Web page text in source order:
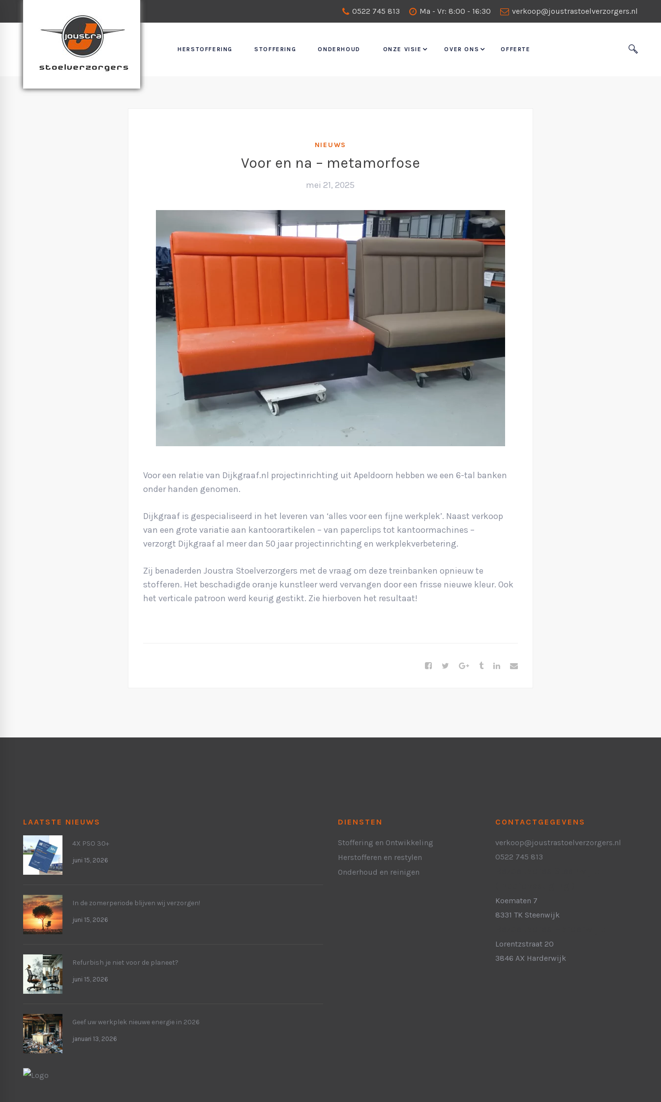
0522 745 813 Ma - Vr: 8:00 - 16:30 verkoop@joustrastoelverzorgers.nl
HERSTOFFERING STOFFERING ONDERHOUD ONZE VISIE OVER ONS OFFERTE
NIEUWS
Voor en na – metamorfose
mei 21, 2025
Voor een relatie van Dijkgraaf.nl projectinrichting uit Apeldoorn hebben we een 6-tal banken
onder handen genomen.
Dijkgraaf is gespecialiseerd in het leveren van ‘alles voor een fijne werkplek’. Naast verkoop
van een grote variatie aan kantoorartikelen – van paperclips tot kantoormachines –
verzorgt Dijkgraaf al meer dan 50 jaar projectinrichting en werkplekverbetering.
Zij benaderden Joustra Stoelverzorgers met de vraag om deze treinbanken opnieuw te
stofferen. Het beschadigde oranje kunstleer werd vervangen door een frisse nieuwe kleur. Ook
het verticale patroon werd keurig gestikt. Zie hierboven het resultaat!
LAATSTE NIEUWS
4X PSO 30+
juni 15, 2026
In de zomerperiode blijven wij verzorgen!
juni 15, 2026
Refurbish je niet voor de planeet?
juni 15, 2026
Geef uw werkplek nieuwe energie in 2026
januari 13, 2026
DIENSTEN
Stoffering en Ontwikkeling
Herstofferen en restylen
Onderhoud en reinigen
CONTACTGEGEVENS
verkoop@joustrastoelverzorgers.nl
0522 745 813
Koematen 7
8331 TK Steenwijk
Lorentzstraat 20
3846 AX Harderwijk